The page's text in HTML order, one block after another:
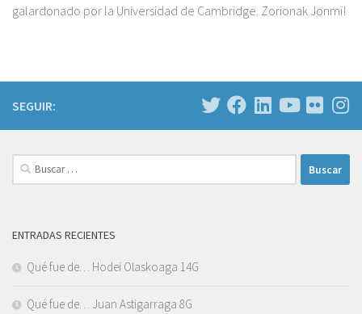
galardonado por la Universidad de Cambridge. Zorionak Jonmi!
SEGUIR:
Buscar:
ENTRADAS RECIENTES
Qué fue de… Hodei Olaskoaga 14G
Qué fue de… Juan Astigarraga 8G